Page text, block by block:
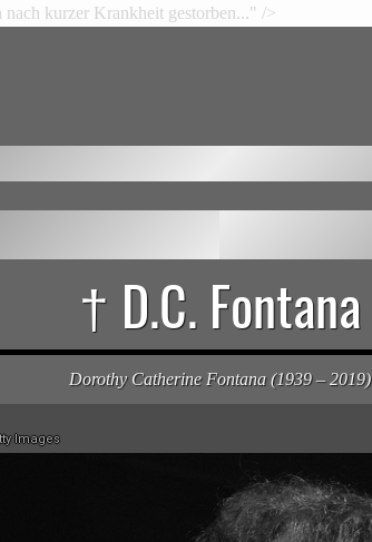
kurzer Krankheit gestorben..." />
† D.C. Fontana
Dorothy Catherine Fontana (1939 – 2019)
Images